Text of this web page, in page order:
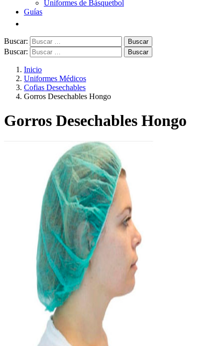
Uniformes de Básquetbol
Guías
Buscar:
Buscar:
Inicio
Uniformes Médicos
Cofias Desechables
Gorros Desechables Hongo
Gorros Desechables Hongo